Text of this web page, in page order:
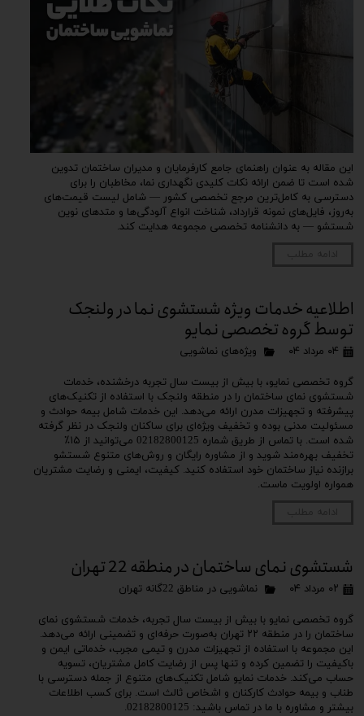
این مقاله به عنوان راهنمای جامع کارفرمایان و مدیران ساختمان تدوین
شده است تا ضمن ارائه نکات کلیدی نگهداری نما، مخاطبان را برای
دسترسی به کامل‌ترین مرجع تخصصی کشور — شامل لیست قیمت‌های
به‌روز، فایل‌های نمونه قرارداد، شناخت انواع آلودگی‌ها و متدهای نوین
شستشو — به دانشنامه تخصصی مجموعه هدایت کند.
اطلاعیه خدمات ویژه شستشوی نما در ولنجک
توسط گروه تخصصی نمایو
۰۴ مرداد ۰۴ ویژه‌های نماشویی
گروه تخصصی نمایو، با بیش از بیست سال تجربه درخشنده، خدمات
شستشوی نمای ساختمان را در منطقه ولنجک با استفاده از تکنیک‌های
پیشرفته و تجهیزات مدرن ارائه می‌دهد. این خدمات شامل بیمه حوادث و
مسئولیت مدنی بوده و تخفیف ویژه‌ای برای ساکنان ولنجک در نظر گرفته
شده است. با تماس از طریق شماره 02182800125 می‌توانید از ۱۵٪
تخفیف بهره‌مند شوید و از مشاوره رایگان و روش‌های متنوع شستشو
برازنده نیاز ساختمان خود استفاده کنید. کیفیت، ایمنی و رضایت مشتریان
همواره اولویت ماست.
شستشوی نمای ساختمان در منطقه 22 تهران
۰۲ مرداد ۰۴ نماشویی در مناطق 22گانه تهران
گروه تخصصی نمایو با بیش از بیست سال تجربه، خدمات شستشوی نمای
ساختمان را در منطقه ۲۲ تهران به‌صورت حرفه‌ای و تضمینی ارائه می‌دهد.
این مجموعه با استفاده از تجهیزات مدرن و تیمی مجرب، خدماتی ایمن و
باکیفیت را تضمین کرده و تنها پس از رضایت کامل مشتریان، تسویه
حساب می‌کند. خدمات نمایو شامل تکنیک‌های متنوع از جمله دسترسی با
طناب و بیمه حوادث کارکنان و اشخاص ثالث است. برای کسب اطلاعات
بیشتر و مشاوره با ما در تماس باشید: 02182800125.